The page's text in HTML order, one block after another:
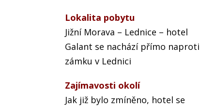
Lokalita pobytu
Jižní Morava – Lednice – hotel
Galant se nachází přímo naproti
zámku v Lednici
Zajímavosti okolí
Jak již bylo zmíněno, hotel se